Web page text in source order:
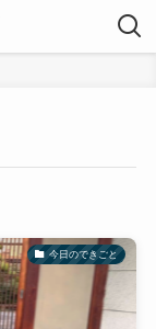
今日のできごと